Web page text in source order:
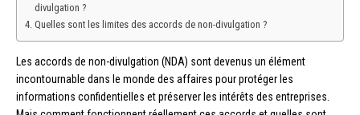
divulgation ?
Quelles sont les limites des accords de non-divulgation ?
Les accords de non-divulgation (NDA) sont devenus un élément
incontournable dans le monde des affaires pour protéger les
informations confidentielles et préserver les intérêts des entreprises.